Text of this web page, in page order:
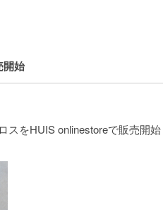
開始
スをHUIS onlinestoreで販売開始